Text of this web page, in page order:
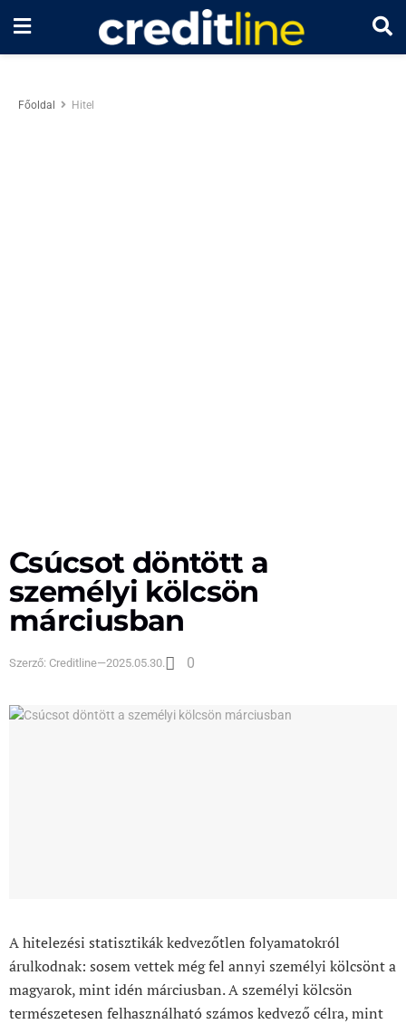
Főoldal Hitel
Csúcsot döntött a
személyi kölcsön
márciusban
Szerző: Creditline—2025.05.30. 0
A hitelezési statisztikák kedvezőtlen folyamatokról
árulkodnak: sosem vettek még fel annyi személyi kölcsönt a
magyarok, mint idén márciusban. A személyi kölcsön
természetesen felhasználható számos kedvező célra, mint